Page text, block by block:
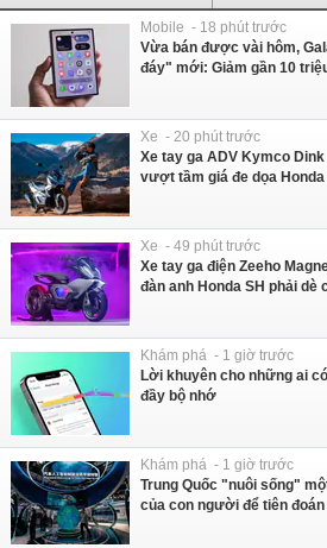
Mobile - 18 phút trước
Vừa bán được vài hôm,
đáy" mới: Giảm gần 10
Xe - 20 phút trước
Xe tay ga ADV Kymco
vượt tầm giá đe dọa Honda
Xe - 49 phút trước
Xe tay ga điện Zeeho
đàn anh Honda SH phải dè
Khám phá - 1 giờ trước
Lời khuyên cho những ai
đầy bộ nhớ
Khám phá - 1 giờ trước
Trung Quốc "nuôi sống"
của con người để tiên